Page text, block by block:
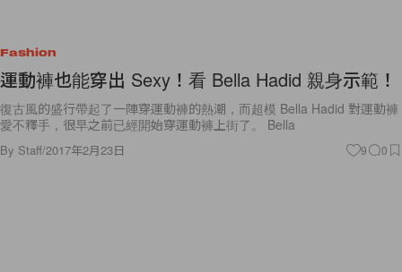
Fashion
運動褲也能穿出 Sexy！看 Bella Hadid 親身示範！
復古風的盛行帶起了一陣穿運動褲的熱潮，而超模 Bella Hadid 對運動褲
愛不釋手，很早之前已經開始穿運動褲上街了。 Bella
By Staff/2017年2月23日 9 0